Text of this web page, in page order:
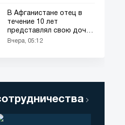
В Афганистане отец в
течение 10 лет
представлял свою дочь
окружающим как
Вчера, 05:12